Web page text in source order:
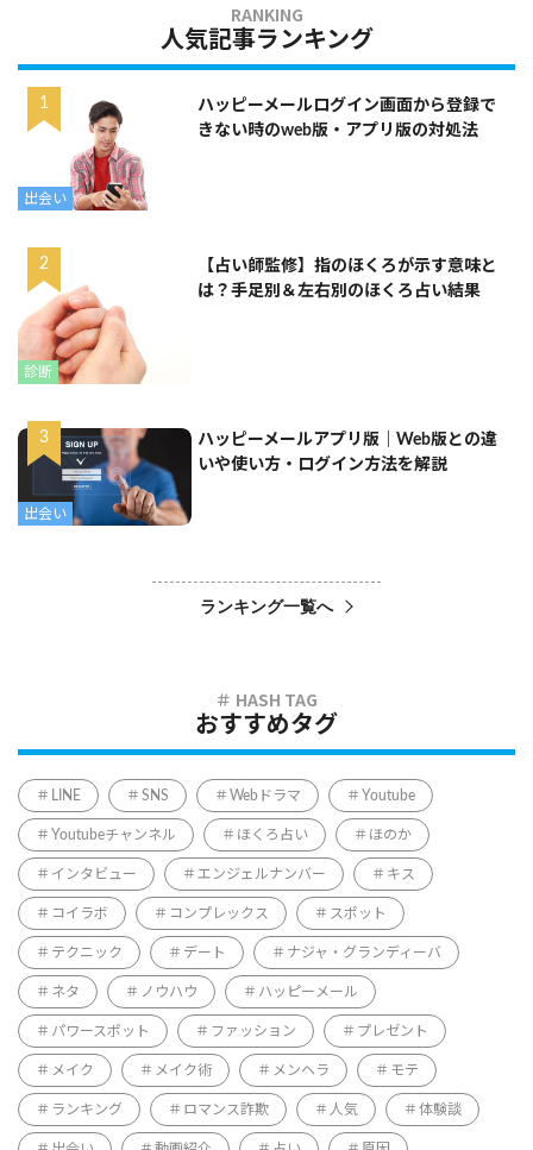
人気記事ランキング
出会い
ハッピーメールログイン画面から登録で
きない時のweb版・アプリ版の対処法
診断
【占い師監修】指のほくろが示す意味と
は？手足別＆左右別のほくろ占い結果
出会い
ハッピーメールアプリ版｜Web版との違
いや使い方・ログイン方法を解説
ランキング一覧へ
おすすめタグ
LINE SNS Webドラマ Youtube
Youtubeチャンネル ほくろ占い ほのか
インタビュー エンジェルナンバー キス
コイラボ コンプレックス スポット
テクニック デート ナジャ・グランディーバ
ネタ ノウハウ ハッピーメール
パワースポット ファッション プレゼント
メイク メイク術 メンヘラ モテ
ランキング ロマンス詐欺 人気 体験談